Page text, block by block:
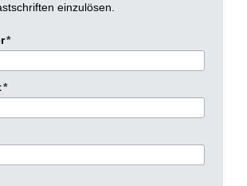
einzulösen.
*
*